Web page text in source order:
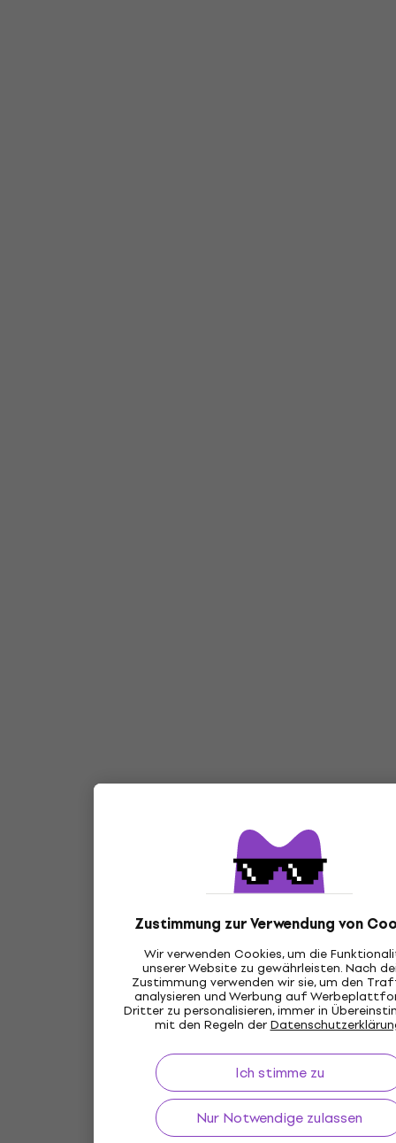
Zustimmung zur Verwendung von
Wir verwenden Cookies, um die
unserer Website zu gewährleisten. Nach
Zustimmung verwenden wir sie, um den
analysieren und Werbung auf
Dritter zu personalisieren, immer in
mit den Regeln der
Ich stimme zu
Nur Notwendige zulassen